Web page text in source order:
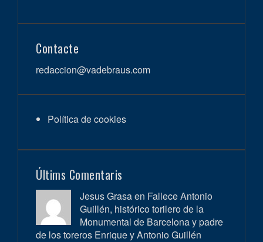
Contacte
redaccion@vadebraus.com
Política de cookies
Últims Comentaris
Jesus Grasa en Fallece Antonio
Guillén, histórico torilero de la
Monumental de Barcelona y padre
de los toreros Enrique y Antonio Guillén